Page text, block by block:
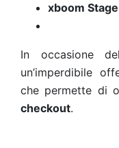
xboom
In occasione
un’imperdibile
che permette di
checkout.